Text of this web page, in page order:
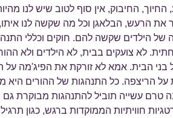
החיוך, החיבוק, אין סוף לטוב שיש לנו
את הרעש, הבלאגן וכל מה שקשה לנו
של הילדים שקשה להם. חוקים וכללי
לא צועקים בבית, לא הילדים ולא
בני הבית. אמא לא זורקת את הפיג'מה
הריצפה. כל התנהגות של ההורים היא
טרם עשייה תוביל להתנהגות מבוקרת גם
חוויתיות הממוקדות ברגש, כגון